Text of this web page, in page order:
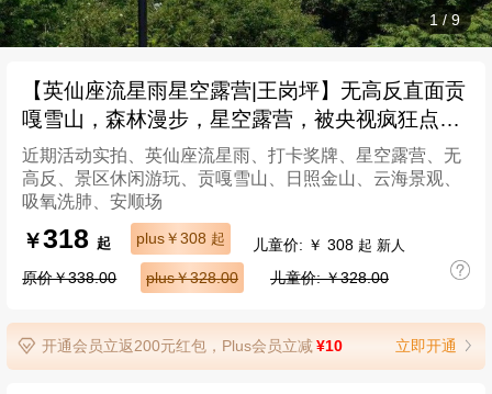
1/9
【英仙座流星雨星空露营|王岗坪】无高反直面贡
嘎雪山，森林漫步，星空露营，被央视疯狂点赞
的秘境
近期活动实拍、英仙座流星雨、打卡奖牌、星空露营、无
高反、景区休闲游玩、贡嘎雪山、日照金山、云海景观、
吸氧洗肺、安顺场
￥318起 plus￥308 起 儿童价: ￥ 308 起 新人
原价￥338.00 plus￥328.00 儿童价: ￥328.00
开通会员立返200元红包，Plus会员立减¥10 立即开通